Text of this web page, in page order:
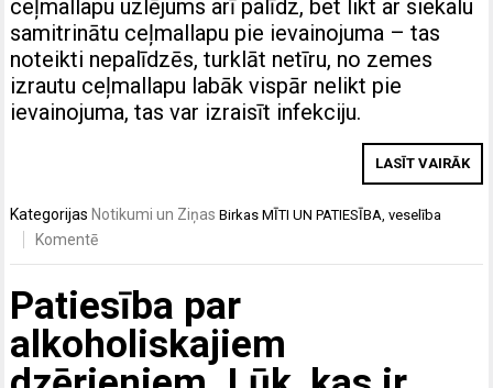
ceļmallapu uzlējums arī palīdz, bet likt ar siekalu
samitrinātu ceļmallapu pie ievainojuma – tas
noteikti nepalīdzēs, turklāt netīru, no zemes
izrautu ceļmallapu labāk vispār nelikt pie
ievainojuma, tas var izraisīt infekciju.
LASĪT VAIRĀK
Kategorijas Notikumi un Ziņas BirkasMĪTI UN PATIESĪBA,veselība
Komentē
Patiesība par
alkoholiskajiem